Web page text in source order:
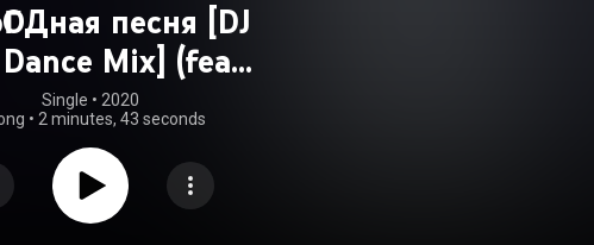
песня [DJ
Mix] (feat.
Ваиль)
Single • 2020
• 2 minutes, 43 seconds